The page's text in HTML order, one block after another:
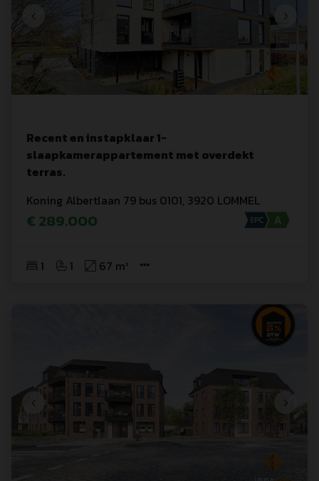
Recent en instapklaar 1-
slaapkamerappartement met overdekt
terras.
Koning Albertlaan 79 bus 0101, 3920 LOMMEL
€ 289.000
1 1 67 m²